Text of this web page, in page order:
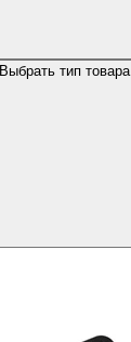
Выбрать тип товара